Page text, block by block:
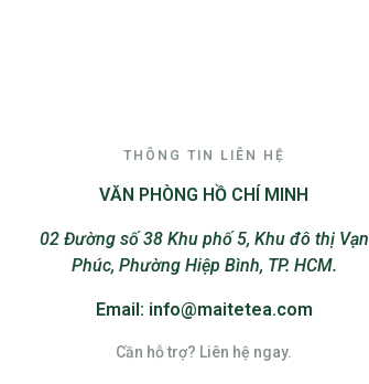
THÔNG TIN LIÊN HỆ
VĂN PHÒNG HỒ CHÍ MINH
02 Đường số 38 Khu phố 5, Khu đô thị Vạn
Phúc, Phường Hiệp Bình, TP. HCM.
Email: info@maitetea.com
Cần hỗ trợ? Liên hệ ngay.